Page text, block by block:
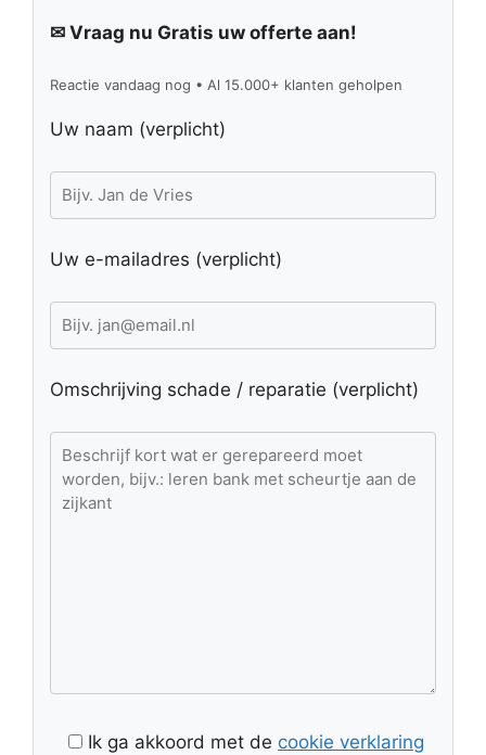
✉ Vraag nu Gratis uw offerte aan!
Reactie vandaag nog • Al 15.000+ klanten geholpen
Uw naam (verplicht)
Uw e-mailadres (verplicht)
Omschrijving schade / reparatie (verplicht)
Ik ga akkoord met de cookie verklaring